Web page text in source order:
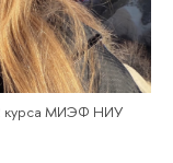
курса МИЭФ НИУ